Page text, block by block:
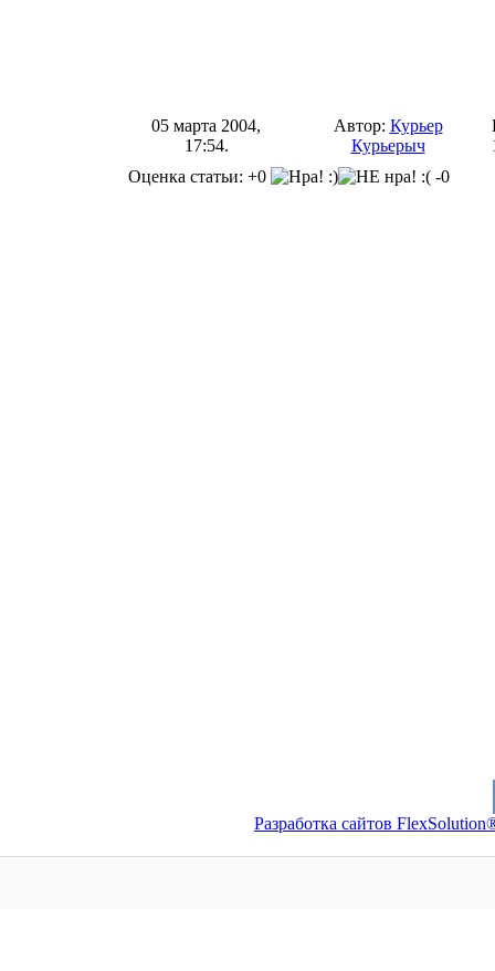
05 марта 2004,
17:54.
Автор: Курьер
Курьерыч
Оценка статьи: +0
-0
Разработка сайтов